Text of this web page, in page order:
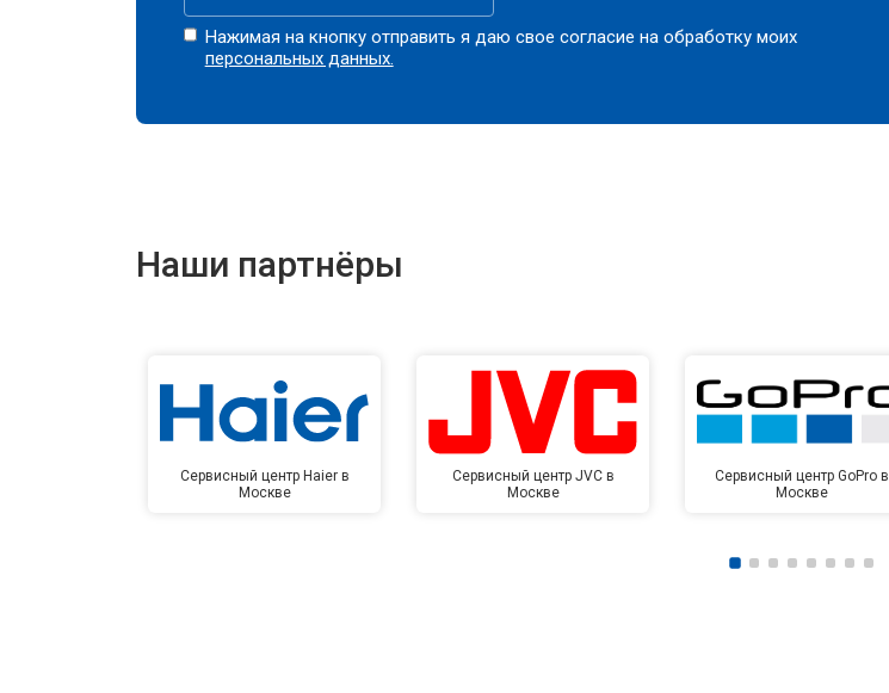
Нажимая на кнопку отправить я даю свое согласие на обработку моих
персональных данных.
Наши партнёры
Сервисный центр Haier в
Москве
Сервисный центр JVC в
Москве
Сервисный центр GoPro в
Москве